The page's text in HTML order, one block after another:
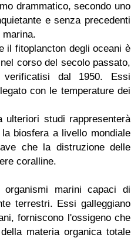
drammatico, secondo uno
e senza precedenti
marina.
il fitoplancton degli oceani è
corso del secolo passato,
dal 1950. Essi
con le temperature dei
studi rappresenterà
biosfera a livello mondiale
che la distruzione delle
coralline.
organismi marini capaci di
terrestri. Essi galleggiano
forniscono l'ossigeno che
materia organica totale